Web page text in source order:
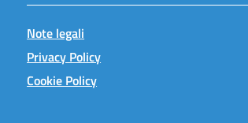
Note legali
Privacy Policy
Cookie Policy